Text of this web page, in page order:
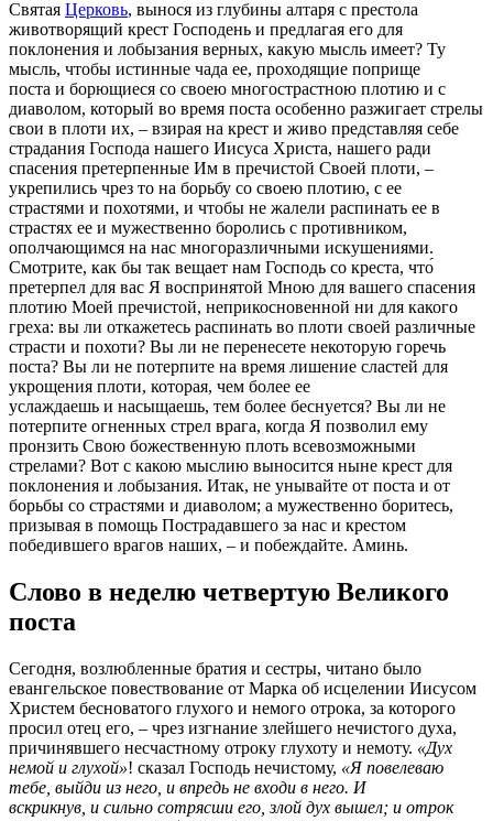
Святая Церковь, вынося из глубины алтаря с престола
животворящий крест Господень и предлагая его для
поклонения и лобызания верных, какую мысль имеет? Ту
мысль, чтобы истинные чада ее, проходящие поприще
поста и борющиеся со своею многострастною плотию и с
диаволом, который во время поста особенно разжигает стрелы
свои в плоти их, – взирая на крест и живо представляя себе
страдания Господа нашего Иисуса Христа, нашего ради
спасения претерпенные Им в пречистой Своей плоти, –
укрепились чрез то на борьбу со своею плотию, с ее
страстями и похотями, и чтобы не жалели распинать ее в
страстях ее и мужественно боролись с противником,
ополчающимся на нас многоразличными искушениями.
Смотрите, как бы так вещает нам Господь со креста, что́
претерпел для вас Я воспринятой Мною для вашего спасения
плотию Моей пречистой, неприкосновенной ни для какого
греха: вы ли откажетесь распинать во плоти своей различные
страсти и похоти? Вы ли не перенесете некоторую горечь
поста? Вы ли не потерпите на время лишение сластей для
укрощения плоти, которая, чем более ее
услаждаешь и насыщаешь, тем более беснуется? Вы ли не
потерпите огненных стрел врага, когда Я позволил ему
пронзить Свою божественную плоть всевозможными
стрелами? Вот с какою мыслию выносится ныне крест для
поклонения и лобызания. Итак, не унывайте от поста и от
борьбы со страстями и диаволом; а мужественно боритесь,
призывая в помощь Пострадавшего за нас и крестом
победившего врагов наших, – и побеждайте. Аминь.
Слово в неделю четвертую Великого
поста
Сегодня, возлюбленные братия и сестры, читано было
евангельское повествование от Марка об исцелении Иисусом
Христем бесноватого глухого и немого отрока, за которого
просил отец его, – чрез изгнание злейшего нечистого духа,
причинявшего несчастному отроку глухоту и немоту. «Дух
немой и глухой»! сказал Господь нечистому, «Я повелеваю
тебе, выйди из него, и впредь не входи в него. И
вскрикнув, и сильно сотрясши его, злой дух вышел; и отрок